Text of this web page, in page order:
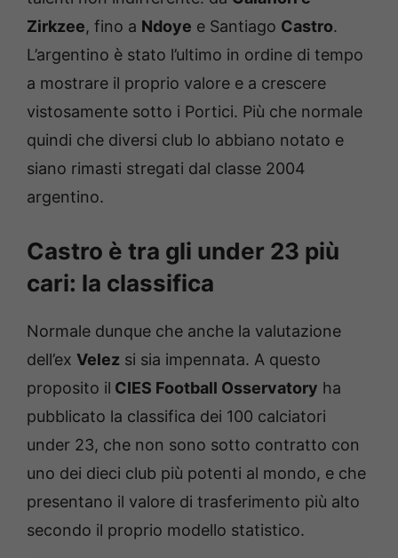
Zirkzee, fino a Ndoye e Santiago Castro.
L’argentino è stato l’ultimo in ordine di tempo
a mostrare il proprio valore e a crescere
vistosamente sotto i Portici. Più che normale
quindi che diversi club lo abbiano notato e
siano rimasti stregati dal classe 2004
argentino.
Castro è tra gli under 23 più
cari: la classifica
Normale dunque che anche la valutazione
dell’ex Velez si sia impennata. A questo
proposito il CIES Football Osservatory ha
pubblicato la classifica dei 100 calciatori
under 23, che non sono sotto contratto con
uno dei dieci club più potenti al mondo, e che
presentano il valore di trasferimento più alto
secondo il proprio modello statistico.